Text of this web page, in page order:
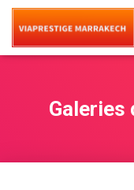
Galeries